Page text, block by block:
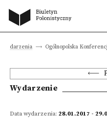
Wydarzenia Ogólnopolska
Wydarzenie
Data wydarzenia: 28.01.2017 -